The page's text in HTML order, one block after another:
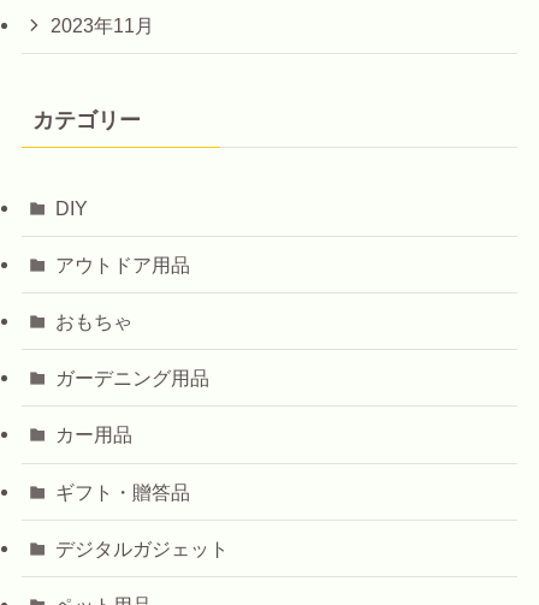
2023年11月
カテゴリー
DIY
アウトドア用品
おもちゃ
ガーデニング用品
カー用品
ギフト・贈答品
デジタルガジェット